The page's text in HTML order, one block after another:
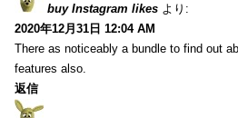
buy Instagram likes より:
2020年12月31日 12:04 AM
There as noticeably a bundle to find out
features also.
返信